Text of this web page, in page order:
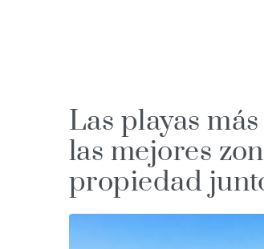
Las playas
las mejores
propiedad